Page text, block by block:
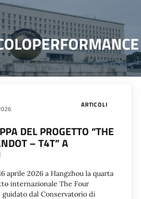
ARTICOLI
DEL PROGETTO “THE
– T4T” A
aprile 2026 a Hangzhou la quarta
internazionale The Four
guidato dal Conservatorio di